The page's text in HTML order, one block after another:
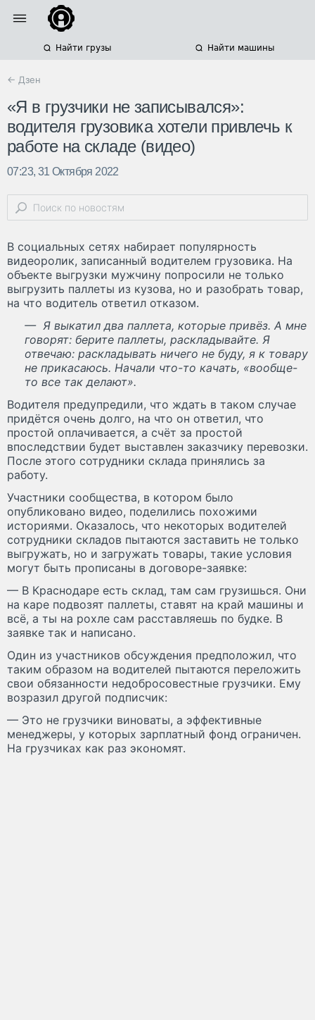
Найти грузы Найти машины
← Дзен
«Я в грузчики не записывался»:
водителя грузовика хотели привлечь к
работе на складе (видео)
07:23, 31 Октября 2022
В социальных сетях набирает популярность
видеоролик, записанный водителем грузовика. На
объекте выгрузки мужчину попросили не только
выгрузить паллеты из кузова, но и разобрать товар,
на что водитель ответил отказом.
— Я выкатил два паллета, которые привёз. А мне
говорят: берите паллеты, раскладывайте. Я
отвечаю: раскладывать ничего не буду, я к товару
не прикасаюсь. Начали что-то качать, «вообще-
то все так делают».
Водителя предупредили, что ждать в таком случае
придётся очень долго, на что он ответил, что
простой оплачивается, а счёт за простой
впоследствии будет выставлен заказчику перевозки.
После этого сотрудники склада принялись за
работу.
Участники сообщества, в котором было
опубликовано видео, поделились похожими
историями. Оказалось, что некоторых водителей
сотрудники складов пытаются заставить не только
выгружать, но и загружать товары, такие условия
могут быть прописаны в договоре-заявке:
— В Краснодаре есть склад, там сам грузишься. Они
на каре подвозят паллеты, ставят на край машины и
всё, а ты на рохле сам расставляешь по будке. В
заявке так и написано.
Один из участников обсуждения предположил, что
таким образом на водителей пытаются переложить
свои обязанности недобросовестные грузчики. Ему
возразил другой подписчик:
— Это не грузчики виноваты, а эффективные
менеджеры, у которых зарплатный фонд ограничен.
На грузчиках как раз экономят.